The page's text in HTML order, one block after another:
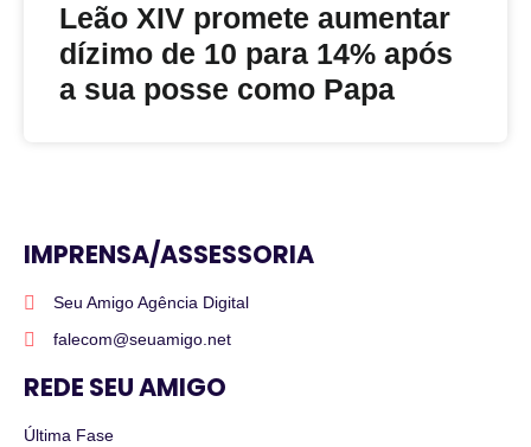
Leão XIV promete aumentar
dízimo de 10 para 14% após
a sua posse como Papa
IMPRENSA/ASSESSORIA
Seu Amigo Agência Digital
falecom@seuamigo.net
REDE SEU AMIGO
Última Fase